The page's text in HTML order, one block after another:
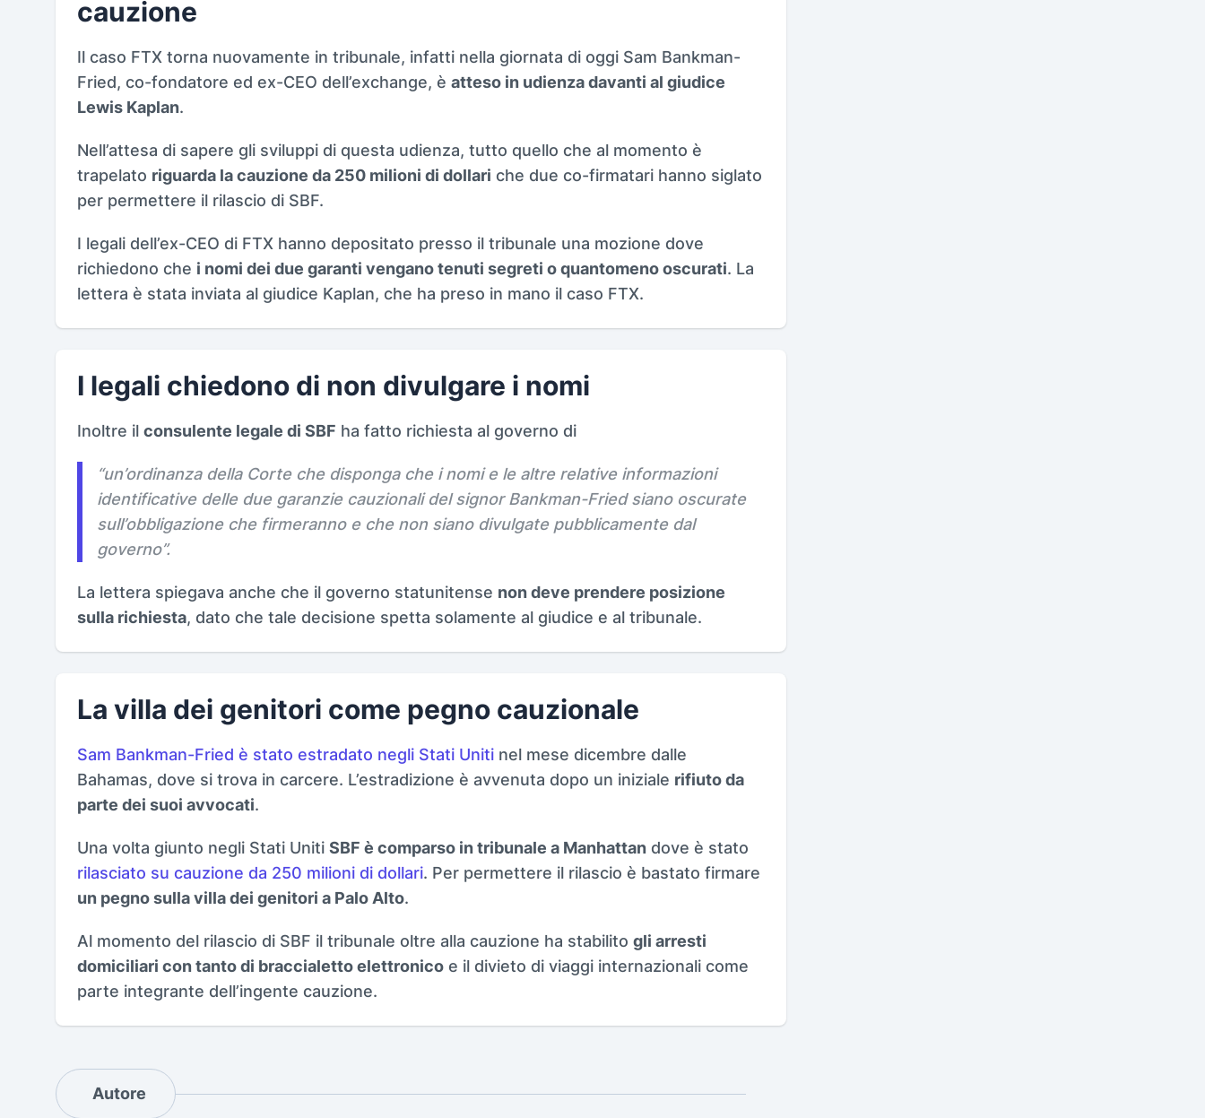
cauzione
Il caso FTX torna nuovamente in tribunale, infatti nella giornata di oggi Sam Bankman-
Fried, co-fondatore ed ex-CEO dell’exchange, è atteso in udienza davanti al giudice
Lewis Kaplan.
Nell’attesa di sapere gli sviluppi di questa udienza, tutto quello che al momento è
trapelato riguarda la cauzione da 250 milioni di dollari che due co-firmatari hanno siglato
per permettere il rilascio di SBF.
I legali dell’ex-CEO di FTX hanno depositato presso il tribunale una mozione dove
richiedono che i nomi dei due garanti vengano tenuti segreti o quantomeno oscurati. La
lettera è stata inviata al giudice Kaplan, che ha preso in mano il caso FTX.
I legali chiedono di non divulgare i nomi
Inoltre il consulente legale di SBF ha fatto richiesta al governo di
“un’ordinanza della Corte che disponga che i nomi e le altre relative informazioni
identificative delle due garanzie cauzionali del signor Bankman-Fried siano oscurate
sull’obbligazione che firmeranno e che non siano divulgate pubblicamente dal
governo”.
La lettera spiegava anche che il governo statunitense non deve prendere posizione
sulla richiesta, dato che tale decisione spetta solamente al giudice e al tribunale.
La villa dei genitori come pegno cauzionale
Sam Bankman-Fried è stato estradato negli Stati Uniti nel mese dicembre dalle
Bahamas, dove si trova in carcere. L’estradizione è avvenuta dopo un iniziale rifiuto da
parte dei suoi avvocati.
Una volta giunto negli Stati Uniti SBF è comparso in tribunale a Manhattan dove è stato
rilasciato su cauzione da 250 milioni di dollari. Per permettere il rilascio è bastato firmare
un pegno sulla villa dei genitori a Palo Alto.
Al momento del rilascio di SBF il tribunale oltre alla cauzione ha stabilito gli arresti
domiciliari con tanto di braccialetto elettronico e il divieto di viaggi internazionali come
parte integrante dell’ingente cauzione.
Autore